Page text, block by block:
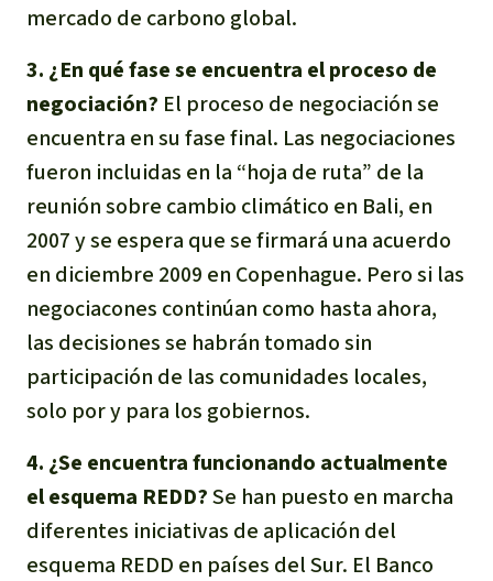
mercado de carbono global.
3. ¿En qué fase se encuentra el proceso de
negociación? El proceso de negociación se
encuentra en su fase final. Las negociaciones
fueron incluidas en la “hoja de ruta” de la
reunión sobre cambio climático en Bali, en
2007 y se espera que se firmará una acuerdo
en diciembre 2009 en Copenhague. Pero si las
negociacones continúan como hasta ahora,
las decisiones se habrán tomado sin
participación de las comunidades locales,
solo por y para los gobiernos.
4. ¿Se encuentra funcionando actualmente
el esquema REDD?Se han puesto en marcha
diferentes iniciativas de aplicación del
esquema REDD en países del Sur. El Banco